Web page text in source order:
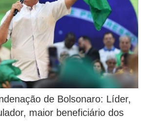
de Bolsonaro: Líder,
maior beneficiário dos